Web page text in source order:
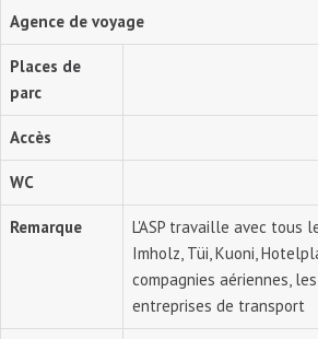
Agence de voyage
Places de
parc
Accès
WC
Remarque
L'ASP travaille avec tous
Imholz, Tüi, Kuoni,
compagnies aériennes,
entreprises de transport